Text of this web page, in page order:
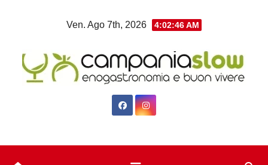
Ven. Ago 7th, 2026 4:02:47 AM